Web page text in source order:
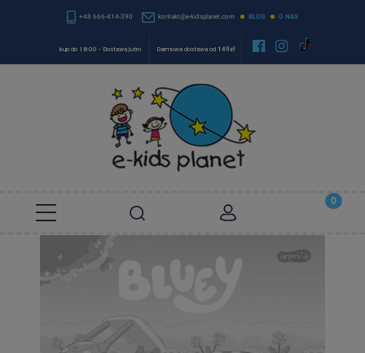
+48 666-414-390 kontakt@e-kidsplanet.com BLOG O NAS
kup do 18:00 - Dostawa jutro Darmowa dostawa od 149zł  